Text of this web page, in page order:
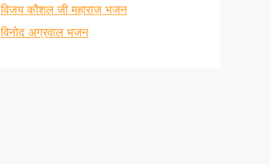
विजय कौशल जी महाराज भजन
विनोद अग्रवाल भजन